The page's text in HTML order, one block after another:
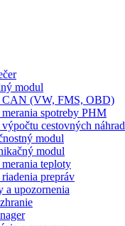
modul
CAN (VW, FMS, OBD)
spotreby PHM
cestovných náhrad
modul
modul
teploty
prepráv
a upozornenia